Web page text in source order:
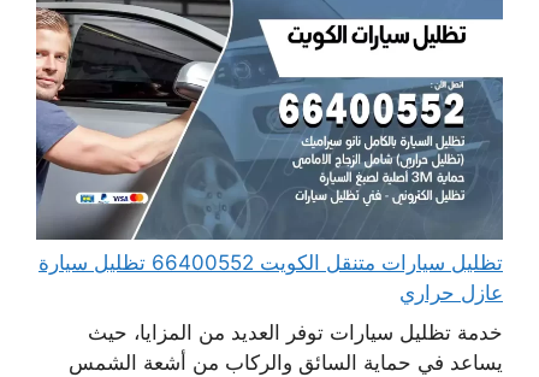
تظليل سيارات متنقل الكويت 66400552 تظليل سيارة
عازل حراري
خدمة تظليل سيارات توفر العديد من المزايا، حيث
يساعد في حماية السائق والركاب من أشعة الشمس